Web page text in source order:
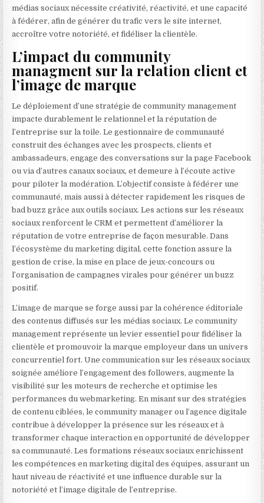
médias sociaux nécessite créativité, réactivité, et une capacité
à fédérer, afin de générer du trafic vers le site internet,
accroître votre notoriété, et fidéliser la clientèle.
L’impact du community
managment sur la relation client et
l’image de marque
Le déploiement d’une stratégie de community management
impacte durablement le relationnel et la réputation de
l’entreprise sur la toile. Le gestionnaire de communauté
construit des échanges avec les prospects, clients et
ambassadeurs, engage des conversations sur la page Facebook
ou via d’autres canaux sociaux, et demeure à l’écoute active
pour piloter la modération. L’objectif consiste à fédérer une
communauté, mais aussi à détecter rapidement les risques de
bad buzz grâce aux outils sociaux. Les actions sur les réseaux
sociaux renforcent le CRM et permettent d’améliorer la
réputation de votre entreprise de façon mesurable. Dans
l’écosystème du marketing digital, cette fonction assure la
gestion de crise, la mise en place de jeux-concours ou
l’organisation de campagnes virales pour générer un buzz
positif.
L’image de marque se forge aussi par la cohérence éditoriale
des contenus diffusés sur les médias sociaux. Le community
management représente un levier essentiel pour fidéliser la
clientèle et promouvoir la marque employeur dans un univers
concurrentiel fort. Une communication sur les réseaux sociaux
soignée améliore l’engagement des followers, augmente la
visibilité sur les moteurs de recherche et optimise les
performances du webmarketing. En misant sur des stratégies
de contenu ciblées, le community manager ou l’agence digitale
contribue à développer la présence sur les réseaux et à
transformer chaque interaction en opportunité de développer
sa communauté. Les formations réseaux sociaux enrichissent
les compétences en marketing digital des équipes, assurant un
haut niveau de réactivité et une influence durable sur la
notoriété et l’image digitale de l’entreprise.